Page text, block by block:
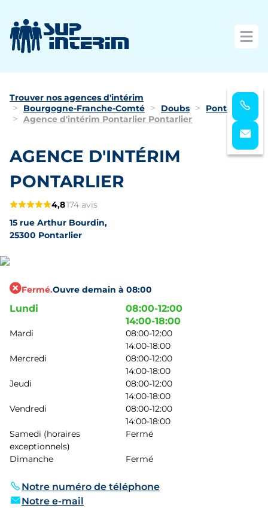
Trouver nos agences d'intérim
Bourgogne-Franche-Comté
Doubs
Pontarlier
Agence d'intérim Pontarlier Pontarlier
AGENCE D'INTÉRIM
PONTARLIER
4,8174 avis
15 rue Arthur Bourdin,
25300 Pontarlier
Fermé.Ouvre demain à 08:00
Lundi
08:00-12:00
14:00-18:00
Mardi
08:00-12:00
14:00-18:00
Mercredi
08:00-12:00
14:00-18:00
Jeudi
08:00-12:00
14:00-18:00
Vendredi
08:00-12:00
14:00-18:00
Samedi (horaires
exceptionnels)
Fermé
Dimanche Fermé
Notre numéro de téléphone
Notre e-mail